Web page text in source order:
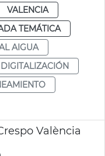
VALENCIA
TEMÁTICA
AIGUA
DIGITALIZACIÓN
València